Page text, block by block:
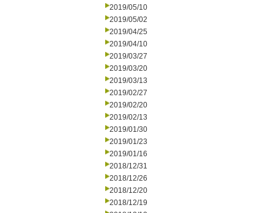
2019/05/10
2019/05/02
2019/04/25
2019/04/10
2019/03/27
2019/03/20
2019/03/13
2019/02/27
2019/02/20
2019/02/13
2019/01/30
2019/01/23
2019/01/16
2018/12/31
2018/12/26
2018/12/20
2018/12/19